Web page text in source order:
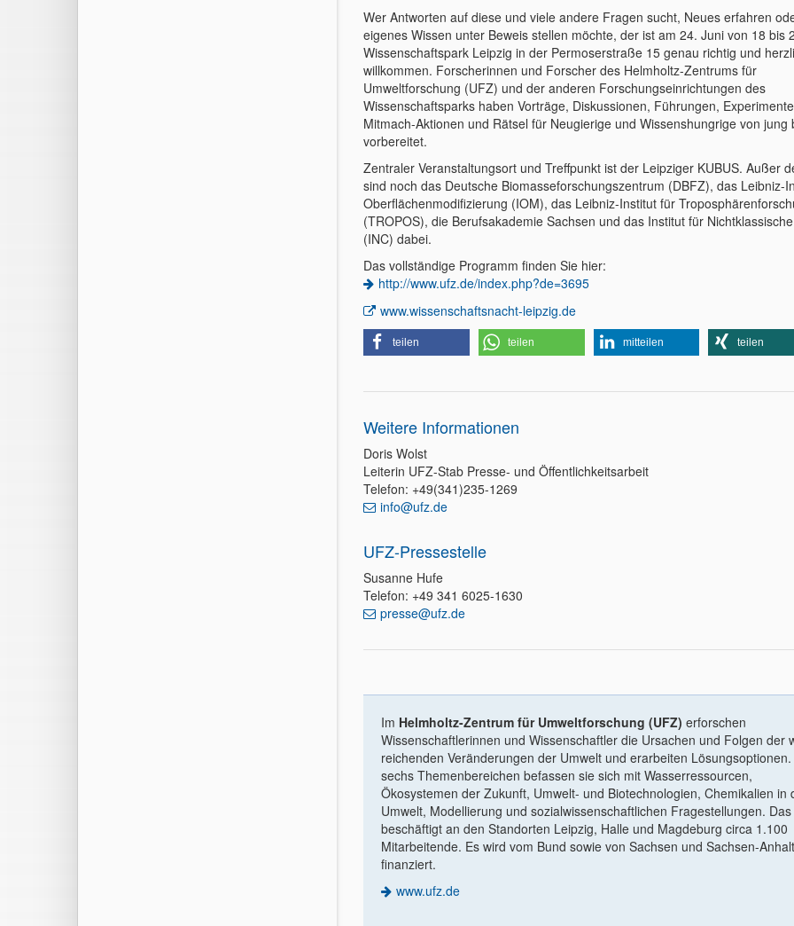
Wer Antworten auf diese und viele andere Fragen sucht, Neues erfahren
eigenes Wissen unter Beweis stellen möchte, der ist am 24. Juni von 18 bis
Wissenschaftspark Leipzig in der Permoserstraße 15 genau richtig und
willkommen. Forscherinnen und Forscher des Helmholtz-Zentrums für
Umweltforschung (UFZ) und der anderen Forschungseinrichtungen des
Wissenschaftsparks haben Vorträge, Diskussionen, Führungen,
Mitmach-Aktionen und Rätsel für Neugierige und Wissenshungrige von jung
vorbereitet.
Zentraler Veranstaltungsort und Treffpunkt ist der Leipziger KUBUS. Außer
sind noch das Deutsche Biomasseforschungszentrum (DBFZ), das Leibniz-
Oberflächenmodifizierung (IOM), das Leibniz-Institut für
(TROPOS), die Berufsakademie Sachsen und das Institut für
(INC) dabei.
Das vollständige Programm finden Sie hier:
http://www.ufz.de/index.php?de=3695
www.wissenschaftsnacht-leipzig.de
teilen teilen mitteilen teilen
Weitere Informationen
Doris Wolst
Leiterin UFZ-Stab Presse- und Öffentlichkeitsarbeit
Telefon: +49(341)235-1269
info@ufz.de
UFZ-Pressestelle
Susanne Hufe
Telefon: +49 341 6025-1630
presse@ufz.de
Im Helmholtz-Zentrum für Umweltforschung (UFZ) erforschen
Wissenschaftlerinnen und Wissenschaftler die Ursachen und Folgen der
reichenden Veränderungen der Umwelt und erarbeiten Lösungsoptionen.
sechs Themenbereichen befassen sie sich mit Wasserressourcen,
Ökosystemen der Zukunft, Umwelt- und Biotechnologien, Chemikalien in
Umwelt, Modellierung und sozialwissenschaftlichen Fragestellungen.
beschäftigt an den Standorten Leipzig, Halle und Magdeburg circa 1.100
Mitarbeitende. Es wird vom Bund sowie von Sachsen und Sachsen-Anhalt
finanziert.
www.ufz.de